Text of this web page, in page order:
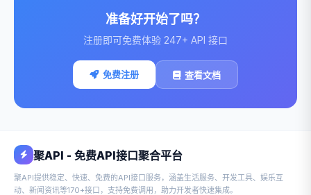
准备好开始了吗？
注册即可免费体验 247+ API 接口
免费注册 查看文档
聚API - 免费API接口聚合平台
聚API提供稳定、快速、免费的API接口服务，涵盖生活服务、开发工具、娱乐互
动、新闻资讯等170+接口，支持免费调用，助力开发者快速集成。